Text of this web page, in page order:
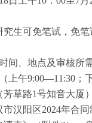
可免笔试，免笔
、地点及审核所
午9:00—11:30；
草路1号知音大厦
阳区2024年合同